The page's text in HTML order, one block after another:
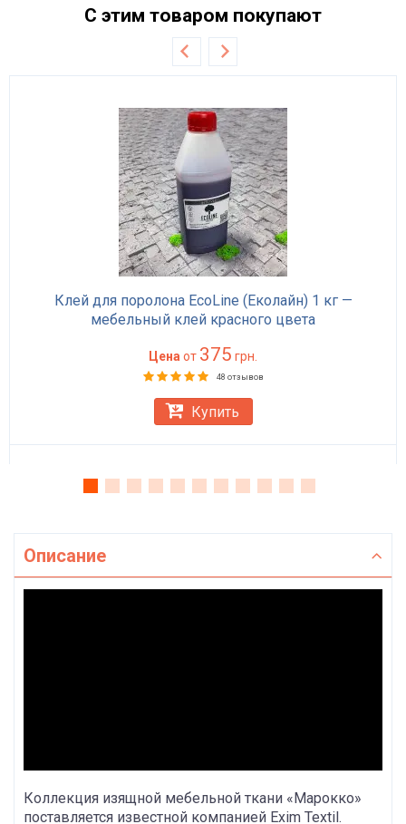
С этим товаром покупают
Клей для поролона EcoLine (Еколайн) 1 кг —
мебельный клей красного цвета
Цена от 375 грн.
48 отзывов
Купить
Описание
Коллекция изящной мебельной ткани «Марокко»
поставляется известной компанией Exim Textil.